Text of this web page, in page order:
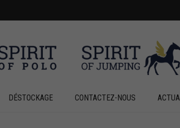
DÉSTOCKAGE CONTACTEZ-NOUS